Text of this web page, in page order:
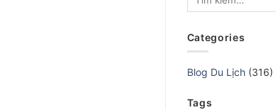
Categories
Blog Du Lịch(316)
Tags